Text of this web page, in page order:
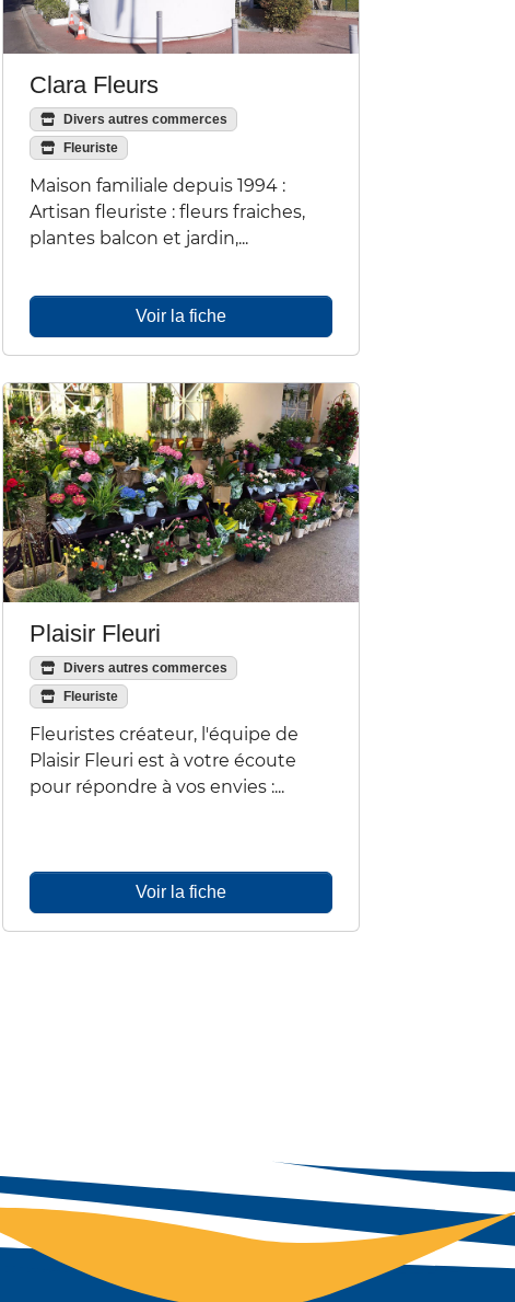
Clara Fleurs
Divers autres commerces
Fleuriste
Maison familiale depuis 1994 :
Artisan fleuriste : fleurs fraiches,
plantes balcon et jardin,...
Voir la fiche
Plaisir Fleuri
Divers autres commerces
Fleuriste
Fleuristes créateur, l'équipe de
Plaisir Fleuri est à votre écoute
pour répondre à vos envies :...
Voir la fiche